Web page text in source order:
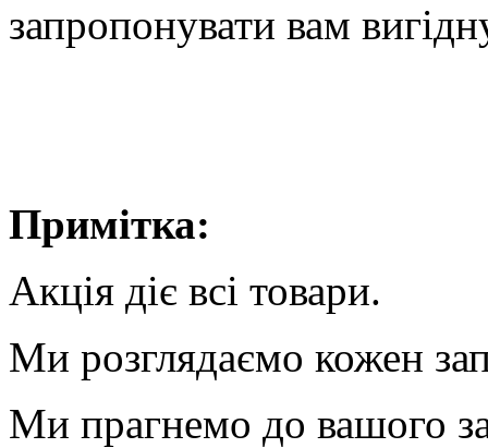
запропонувати вам
Примітка:
Акція діє всі товари.
Ми розглядаємо кожен
Ми прагнемо до вашого